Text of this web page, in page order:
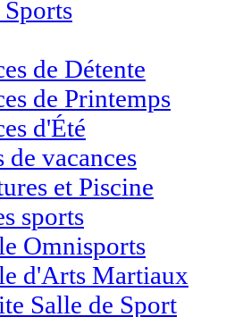
de Détente
de Printemps
d'Été
de vacances
et Piscine
sports
Omnisports
d'Arts Martiaux
Salle de Sport